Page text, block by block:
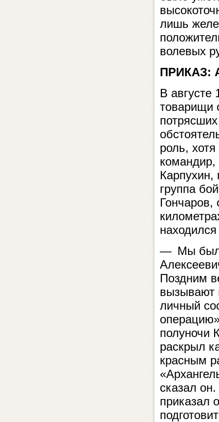
лишь
волевых
ПРИКАЗ:
В августе
товарищи
роль,
группа
Гончаров,
— Мы
Поздним
вызывают
личный
полуночи
раскрыл
красным
сказал
приказал